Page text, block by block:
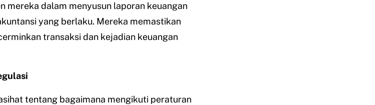
mereka dalam menyusun laporan keuangan
yang berlaku. Mereka memastikan
transaksi dan kejadian keuangan
tentang bagaimana mengikuti peraturan